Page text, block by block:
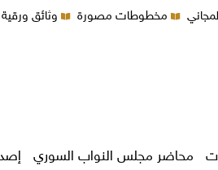
مخطوطات مصورة وثائق ورقية
محاضر مجلس النواب السوري